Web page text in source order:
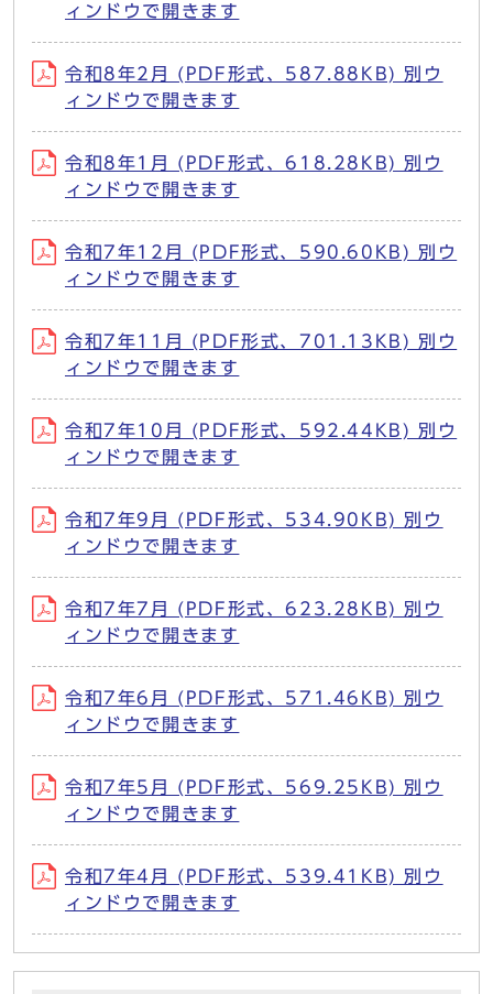
ィンドウで開きます
令和8年2月 (PDF形式、587.88KB) 別ウ
ィンドウで開きます
令和8年1月 (PDF形式、618.28KB) 別ウ
ィンドウで開きます
令和7年12月 (PDF形式、590.60KB) 別ウ
ィンドウで開きます
令和7年11月 (PDF形式、701.13KB) 別ウ
ィンドウで開きます
令和7年10月 (PDF形式、592.44KB) 別ウ
ィンドウで開きます
令和7年9月 (PDF形式、534.90KB) 別ウ
ィンドウで開きます
令和7年7月 (PDF形式、623.28KB) 別ウ
ィンドウで開きます
令和7年6月 (PDF形式、571.46KB) 別ウ
ィンドウで開きます
令和7年5月 (PDF形式、569.25KB) 別ウ
ィンドウで開きます
令和7年4月 (PDF形式、539.41KB) 別ウ
ィンドウで開きます